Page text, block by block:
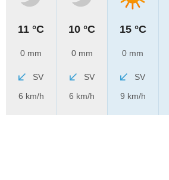
11 °C
0 mm
SV
6 km/h
10 °C
0 mm
SV
6 km/h
15 °C
0 mm
SV
9 km/h